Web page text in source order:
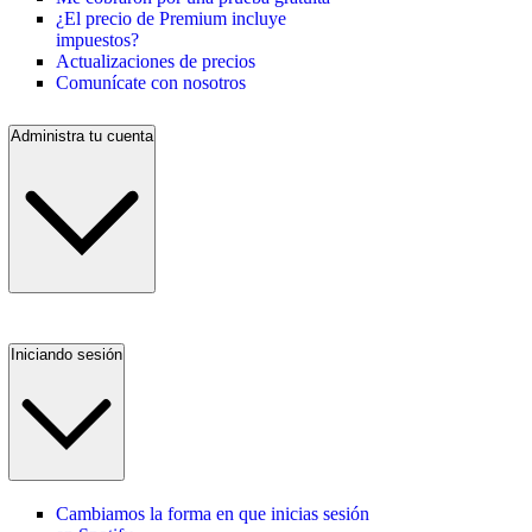
¿El precio de Premium incluye
impuestos?
Actualizaciones de precios
Comunícate con nosotros
Administra tu cuenta
Iniciando sesión
Cambiamos la forma en que inicias sesión